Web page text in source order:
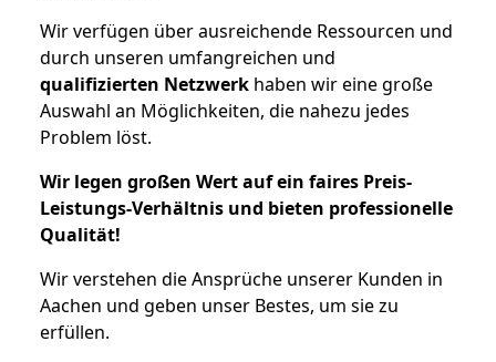
Wir verfügen über ausreichende Ressourcen und
durch unseren umfangreichen und
qualifizierten Netzwerk haben wir eine große
Auswahl an Möglichkeiten, die nahezu jedes
Problem löst.
Wir legen großen Wert auf ein faires Preis-
Leistungs-Verhältnis und bieten professionelle
Qualität!
Wir verstehen die Ansprüche unserer Kunden in
Aachen und geben unser Bestes, um sie zu
erfüllen.